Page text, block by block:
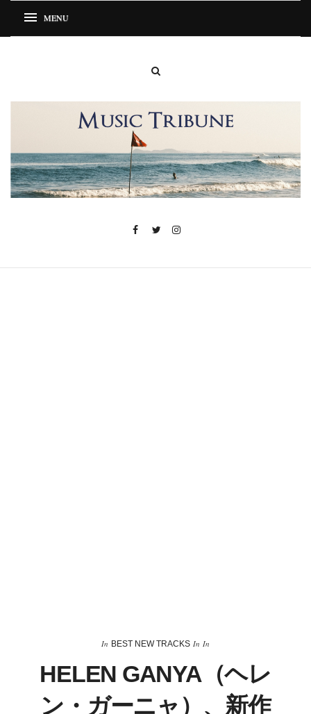
In BEST NEW TRACKS In In
HELEN GANYA（ヘレ
ン・ガーニャ）、新作